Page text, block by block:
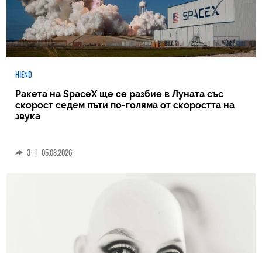
HIEND
Ракета на SpaceX ще се разбие в Луната със
скорост седем пъти по-голяма от скоростта на
звука
3 | 05.08.2026